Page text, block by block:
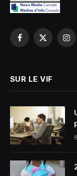
Facebook
X
SUR LE VIF